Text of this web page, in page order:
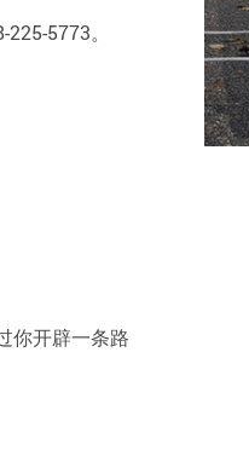
5773。
你开辟一条路